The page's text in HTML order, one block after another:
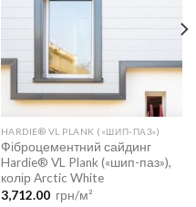
HARDIE® VL PLANK («ШИП-ПАЗ»)
Фіброцементний сайдинг
Hardie® VL Plank («шип-паз»),
колір Arctic White
3,712.00 грн/м²